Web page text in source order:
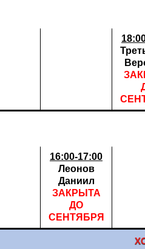
16:00-17:00
Леонов
Даниил
ЗАКРЫТА
ДО
СЕНТЯБРЯ